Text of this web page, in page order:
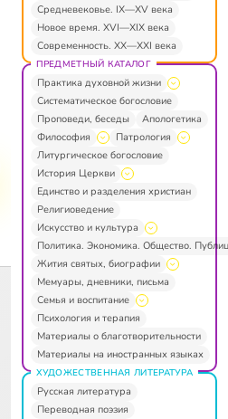
Средневековье. IX—XV века
Новое время. XVI—XIX века
Современность. XX—XXI века
ПРЕДМЕТНЫЙ КАТАЛОГ
Практика духовной жизни
Систематическое богословие
Проповеди, беседы
Апологетика
Философия
Патрология
Литургическое богословие
История Церкви
Единство и разделения христиан
Религиоведение
Искусство и культура
Политика. Экономика. Общество.
Жития святых, биографии
Мемуары, дневники, письма
Семья и воспитание
Психология и терапия
Материалы о благотворительности
Материалы на иностранных языках
ХУДОЖЕСТВЕННАЯ ЛИТЕРАТУРА
Русская литература
Переводная поэзия